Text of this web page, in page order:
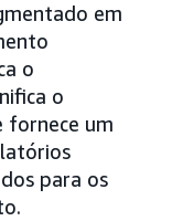
em
o
o
fornece um
para os